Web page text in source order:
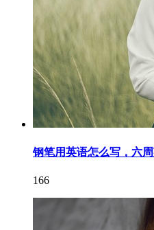
钢笔用英语怎么写，六
166